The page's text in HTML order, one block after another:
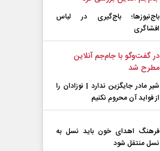
باج‌نیوزها؛ باج‌گیری در لباس
افشاگری
در گفت‌و‌گو با جام‌جم آنلاین
مطرح شد
شیر مادر جایگزین ندارد | نوزادان را
از فواید آن محروم نکنیم
فرهنگ اهدای خون باید نسل به
نسل منتقل شود